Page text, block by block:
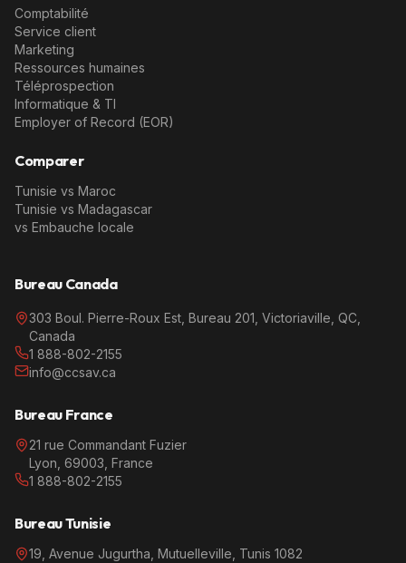
Comptabilité
Service client
Marketing
Ressources humaines
Téléprospection
Informatique & TI
Employer of Record (EOR)
Comparer
Tunisie vs Maroc
Tunisie vs Madagascar
vs Embauche locale
Bureau Canada
303 Boul. Pierre-Roux Est, Bureau 201, Victoriaville, QC,
Canada
1 888-802-2155
info@ccsav.ca
Bureau France
21 rue Commandant Fuzier
Lyon, 69003, France
1 888-802-2155
Bureau Tunisie
19, Avenue Jugurtha, Mutuelleville, Tunis 1082